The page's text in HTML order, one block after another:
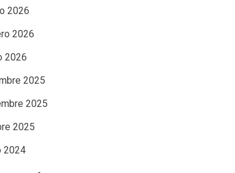
2026
2026
2026
2025
2025
2025
2024